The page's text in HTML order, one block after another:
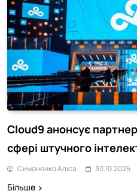
Cloud9 анонсує
сфері штучного
Симоненко Аліса 30.10.2025
Більше